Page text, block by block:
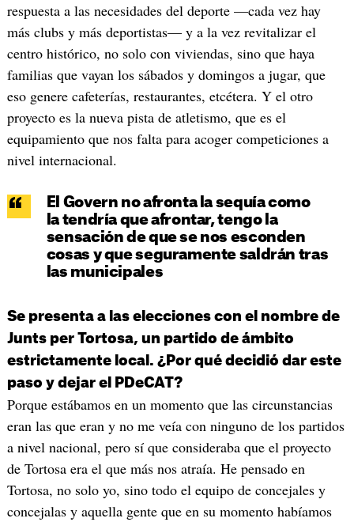
respuesta a las necesidades del deporte —cada vez hay
más clubs y más deportistas— y a la vez revitalizar el
centro histórico, no solo con viviendas, sino que haya
familias que vayan los sábados y domingos a jugar, que
eso genere cafeterías, restaurantes, etcétera. Y el otro
proyecto es la nueva pista de atletismo, que es el
equipamiento que nos falta para acoger competiciones a
nivel internacional.
El Govern no afronta la sequía como
la tendría que afrontar, tengo la
sensación de que se nos esconden
cosas y que seguramente saldrán tras
las municipales
Se presenta a las elecciones con el nombre de
Junts per Tortosa, un partido de ámbito
estrictamente local. ¿Por qué decidió dar este
paso y dejar el PDeCAT?
Porque estábamos en un momento que las circunstancias
eran las que eran y no me veía con ninguno de los partidos
a nivel nacional, pero sí que consideraba que el proyecto
de Tortosa era el que más nos atraía. He pensado en
Tortosa, no solo yo, sino todo el equipo de concejales y
concejalas y aquella gente que en su momento habíamos